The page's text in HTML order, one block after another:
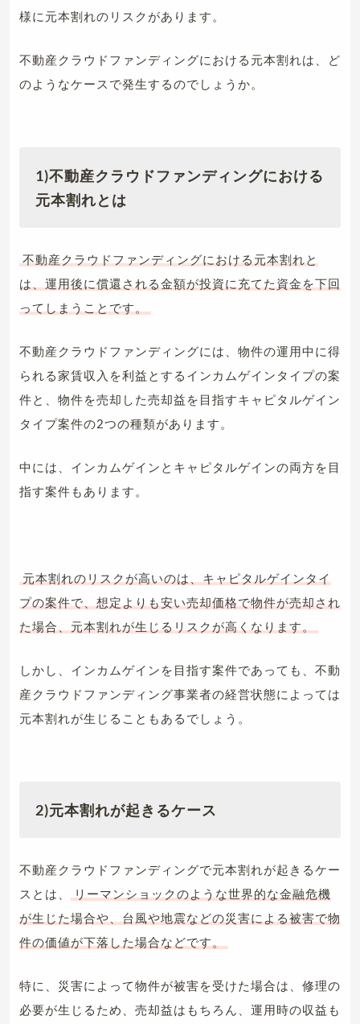
様に元本割れのリスクがあります。
不動産クラウドファンディングにおける元本割れは、ど
のようなケースで発生するのでしょうか。
1)不動産クラウドファンディングにおける
元本割れとは
不動産クラウドファンディングにおける元本割れと
は、運用後に償還される金額が投資に充てた資金を下回
ってしまうことです。
不動産クラウドファンディングには、物件の運用中に得
られる家賃収入を利益とするインカムゲインタイプの案
件と、物件を売却した売却益を目指すキャピタルゲイン
タイプ案件の2つの種類があります。
中には、インカムゲインとキャピタルゲインの両方を目
指す案件もあります。
元本割れのリスクが高いのは、キャピタルゲインタイ
プの案件で、想定よりも安い売却価格で物件が売却され
た場合、元本割れが生じるリスクが高くなります。
しかし、インカムゲインを目指す案件であっても、不動
産クラウドファンディング事業者の経営状態によっては
元本割れが生じることもあるでしょう。
2)元本割れが起きるケース
不動産クラウドファンディングで元本割れが起きるケー
スとは、
リーマンショックのような世界的な金融危機
が生じた場合や、台風や地震などの災害による被害で物
件の価値が下落した場合などです。
特に、災害によって物件が被害を受けた場合は、修理の
必要が生じるため、売却益はもちろん、運用時の収益も